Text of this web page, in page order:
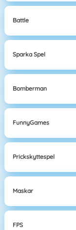
Battle
Sparka Spel
Bomberman
FunnyGames
Prickskyttespel
Maskar
FPS